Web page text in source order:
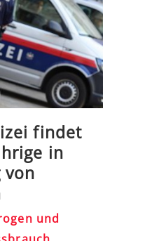
findet
in
von
und